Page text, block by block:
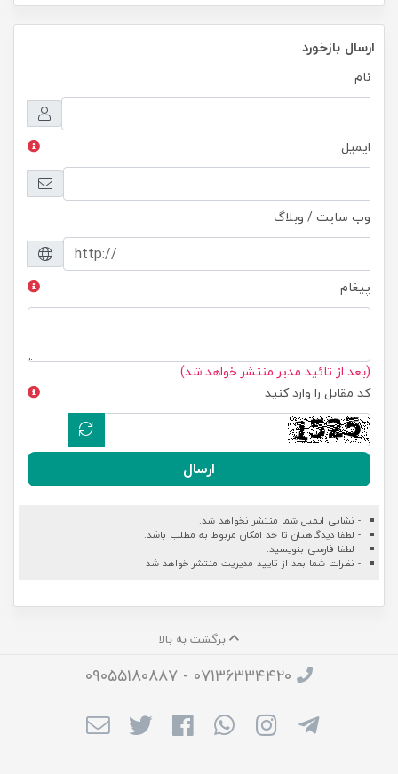
ارسال بازخورد
نام
ایمیل
وب سایت / وبلاگ
پیغام
(بعد از تائید مدیر منتشر خواهد شد)
کد مقابل را وارد کنید
ارسال
- نشانی ایمیل شما منتشر نخواهد شد.
- لطفا دیدگاهتان تا حد امکان مربوط به مطلب باشد.
- لطفا فارسی بنویسید.
- نظرات شما بعد از تایید مدیریت منتشر خواهد شد
برگشت به بالا
۰۷۱۳۶۳۳۴۴۲۰ - ۰۹۰۵۵۱۸۰۸۸۷